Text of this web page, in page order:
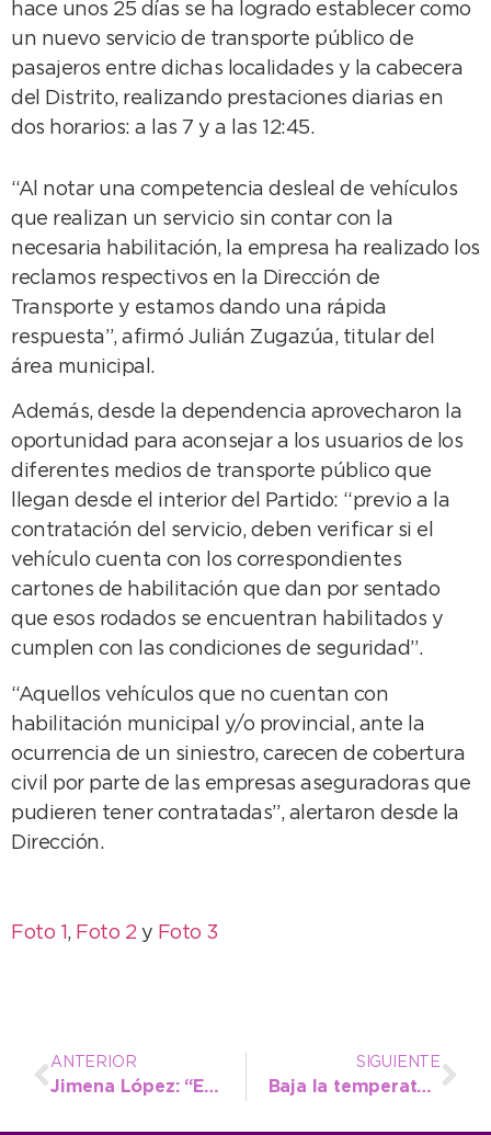
hace unos 25 días se ha logrado establecer como
un nuevo servicio de transporte público de
pasajeros entre dichas localidades y la cabecera
del Distrito, realizando prestaciones diarias en
dos horarios: a las 7 y a las 12:45.
“Al notar una competencia desleal de vehículos
que realizan un servicio sin contar con la
necesaria habilitación, la empresa ha realizado los
reclamos respectivos en la Dirección de
Transporte y estamos dando una rápida
respuesta”, afirmó Julián Zugazúa, titular del
área municipal.
Además, desde la dependencia aprovecharon la
oportunidad para aconsejar a los usuarios de los
diferentes medios de transporte público que
llegan desde el interior del Partido: “previo a la
contratación del servicio, deben verificar si el
vehículo cuenta con los correspondientes
cartones de habilitación que dan por sentado
que esos rodados se encuentran habilitados y
cumplen con las condiciones de seguridad”.
“Aquellos vehículos que no cuentan con
habilitación municipal y/o provincial, ante la
ocurrencia de un siniestro, carecen de cobertura
civil por parte de las empresas aseguradoras que
pudieren tener contratadas”, alertaron desde la
Dirección.
Foto 1 , Foto 2 y Foto 3
ANTERIOR
Jimena López: “Es un programa sensible que no tendría que ser tocado de ninguna forma”
SIGUIENTE
Baja la temperatura y sigue el pronóstico de lluvia